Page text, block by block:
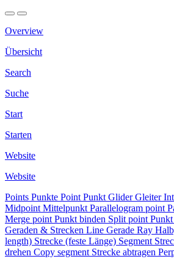
Overview
Übersicht
Search
Suche
Start
Starten
Website
Website
Points Punkte Point Punkt GliderGleiter
Midpoint Mittelpunkt Parallelogram point
Merge point Punkt binden Split point
Geraden & Strecken Line Gerade Ray
length) Strecke (feste Länge) Segment
drehen Copy segment Strecke abtragen